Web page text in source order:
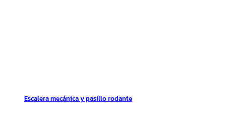
Escalera mecánica y pasillo rodante